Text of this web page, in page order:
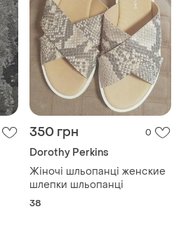
350 грн 0
Dorothy Perkins
Жіночі шльопанці женские
шлепки шльопанці
38